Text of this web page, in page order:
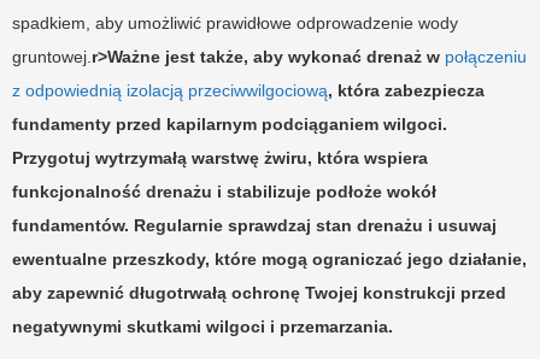
spadkiem, aby umożliwić prawidłowe odprowadzenie wody
gruntowej. r>Ważne jest także, aby wykonać drenaż w połączeniu
z odpowiednią izolacją przeciwwilgociową, która zabezpiecza
fundamenty przed kapilarnym podciąganiem wilgoci.
Przygotuj wytrzymałą warstwę żwiru, która wspiera
funkcjonalność drenażu i stabilizuje podłoże wokół
fundamentów. Regularnie sprawdzaj stan drenażu i usuwaj
ewentualne przeszkody, które mogą ograniczać jego działanie,
aby zapewnić długotrwałą ochronę Twojej konstrukcji przed
negatywnymi skutkami wilgoci i przemarzania.